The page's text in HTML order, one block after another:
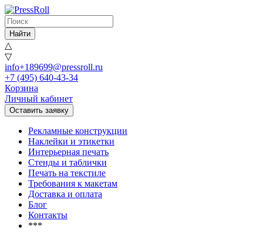
Найти
△
▽
info+189699@pressroll.ru
+7 (495) 640-43-34
Корзина
Личный кабинет
Оставить заявку
Рекламные конструкции
Наклейки и этикетки
Интерьерная печать
Стенды и таблички
Печать на текстиле
Требования к макетам
Доставка и оплата
Блог
Контакты
***